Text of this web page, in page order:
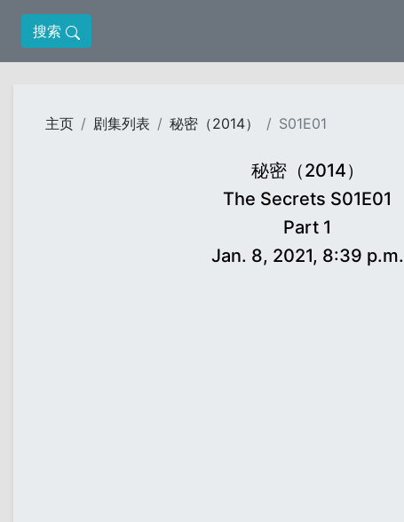
(current)
搜索
主页 剧集列表 秘密（2014） S01E01
秘密（2014）
The Secrets S01E01
Part 1
Jan. 8, 2021, 8:39 p.m.